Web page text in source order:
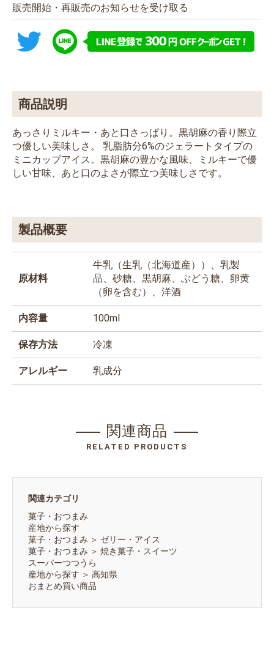
販売開始・再販売のお知らせを受け取る
商品説明
あっさりミルキー・あと口さっぱり。黒胡麻の香り際立
つ優しい美味しさ。 乳脂肪分6%のジェラートタイプの
ミニカップアイス。黒胡麻の豊かな風味、ミルキーで優
しい甘味、あと口のよさが際立つ美味しさです。
製品概要
原材料
牛乳（生乳（北海道産））、乳製
品、砂糖、黒胡麻、ぶどう糖、卵黄
（卵を含む）、洋酒
内容量 100ml
保存方法 冷凍
アレルギー 乳成分
関連商品
RELATED PRODUCTS
関連カテゴリ
菓子・おつまみ
産地から探す
菓子・おつまみ ＞ ゼリー・アイス
菓子・おつまみ ＞ 焼き菓子・スイーツ
スーパーつつうら
産地から探す ＞ 高知県
おまとめ買い商品